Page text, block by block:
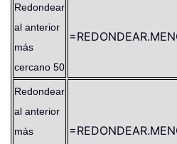
Redondear
al anterior
más
cercano 50
Redondear
al anterior
más